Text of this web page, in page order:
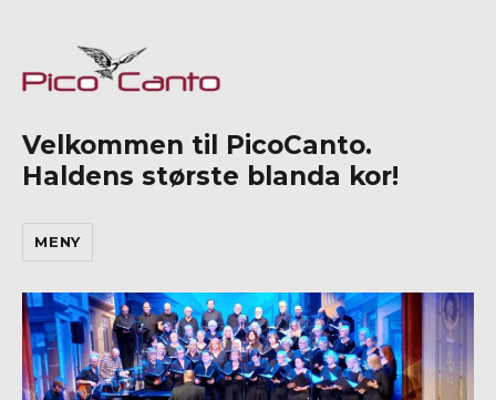
Velkommen til PicoCanto.
Haldens største blanda kor!
MENY